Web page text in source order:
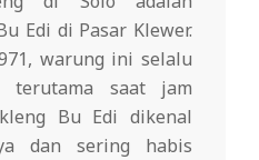
Edi di Pasar Klewer.
warung ini selalu
terutama saat jam
Bu Edi dikenal
dan sering habis